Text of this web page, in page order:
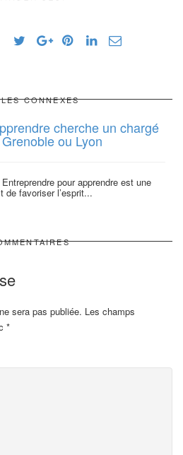
CONNEXES
cherche un chargé
ou Lyon
pour apprendre est une
de favoriser l’esprit...
sera pas publiée. Les champs
*